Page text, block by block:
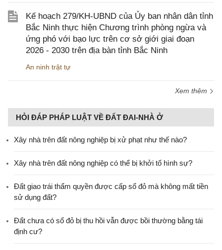
Kế hoạch 279/KH-UBND của Ủy ban nhân dân tỉnh
Bắc Ninh thực hiện Chương trình phòng ngừa và
ứng phó với bạo lực trên cơ sở giới giai đoạn
2026 - 2030 trên địa bàn tỉnh Bắc Ninh
An ninh trật tự
Xem thêm
HỎI ĐÁP PHÁP LUẬT VỀ ĐẤT ĐAI-NHÀ Ở
Xây nhà trên đất nông nghiệp bị xử phạt như thế nào?
Xây nhà trên đất nông nghiệp có thể bị khởi tố hình sự?
Đất giao trái thẩm quyền được cấp sổ đỏ mà không mất tiền
sử dụng đất?
Đất chưa có sổ đỏ bị thu hồi vẫn được bồi thường bằng tái
định cư?